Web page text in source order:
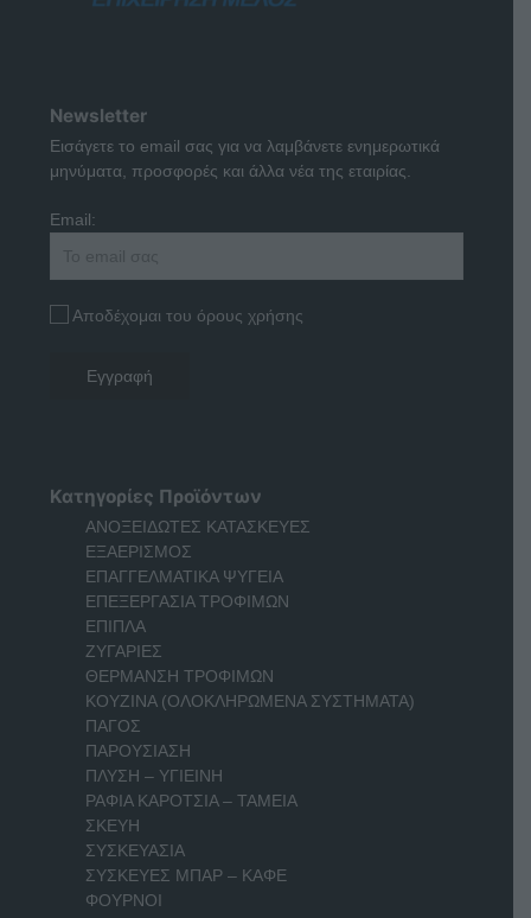
Newsletter
Εισάγετε το email σας για να λαμβάνετε ενημερωτικά
μηνύματα, προσφορές και άλλα νέα της εταιρίας.
Email:
Αποδέχομαι του όρους χρήσης
Κατηγορίες Προϊόντων
ΑΝΟΞΕΙΔΩΤΕΣ ΚΑΤΑΣΚΕΥΕΣ
ΕΞΑΕΡΙΣΜΟΣ
ΕΠΑΓΓΕΛΜΑΤΙΚΑ ΨΥΓΕΙΑ
ΕΠΕΞΕΡΓΑΣΙΑ ΤΡΟΦΙΜΩΝ
ΕΠΙΠΛΑ
ΖΥΓΑΡΙΕΣ
ΘΕΡΜΑΝΣΗ ΤΡΟΦΙΜΩΝ
ΚΟΥΖΙΝΑ (ΟΛΟΚΛΗΡΩΜΕΝΑ ΣΥΣΤΗΜΑΤΑ)
ΠΑΓΟΣ
ΠΑΡΟΥΣΙΑΣΗ
ΠΛΥΣΗ – ΥΓΙΕΙΝΗ
ΡΑΦΙΑ ΚΑΡΟΤΣΙΑ – ΤΑΜΕΙΑ
ΣΚΕΥΗ
ΣΥΣΚΕΥΑΣΙΑ
ΣΥΣΚΕΥΕΣ ΜΠΑΡ – ΚΑΦΕ
ΦΟΥΡΝΟΙ